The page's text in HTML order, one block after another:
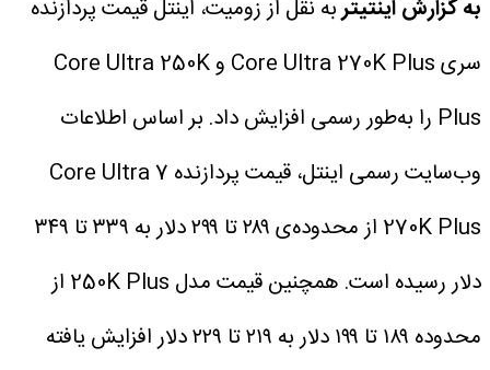
به گزارش اینتیتربه نقل از زومیت، اینتل قیمت پردازنده
سری Core Ultra 270K Plus و Core Ultra 250K
Plus را به‌طور رسمی افزایش داد. بر اساس اطلاعات
وب‌سایت رسمی اینتل، قیمت پردازنده Core Ultra 7
270K Plus از محدوده‌ی ۲۸۹ تا ۲۹۹ دلار به ۳۳۹ تا ۳۴۹
دلار رسیده است. همچنین قیمت مدل 250K Plus از
محدوده ۱۸۹ تا ۱۹۹ دلار به ۲۱۹ تا ۲۲۹ دلار افزایش یافته